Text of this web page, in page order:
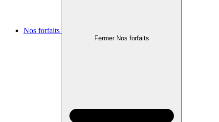
Nos forfaits
Fermer Nos forfaits